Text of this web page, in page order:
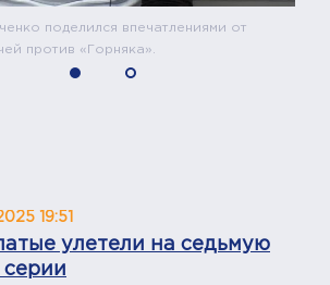
поделился впечатлениями от
против «Горняка».
19:51
улетели на седьмую
серии